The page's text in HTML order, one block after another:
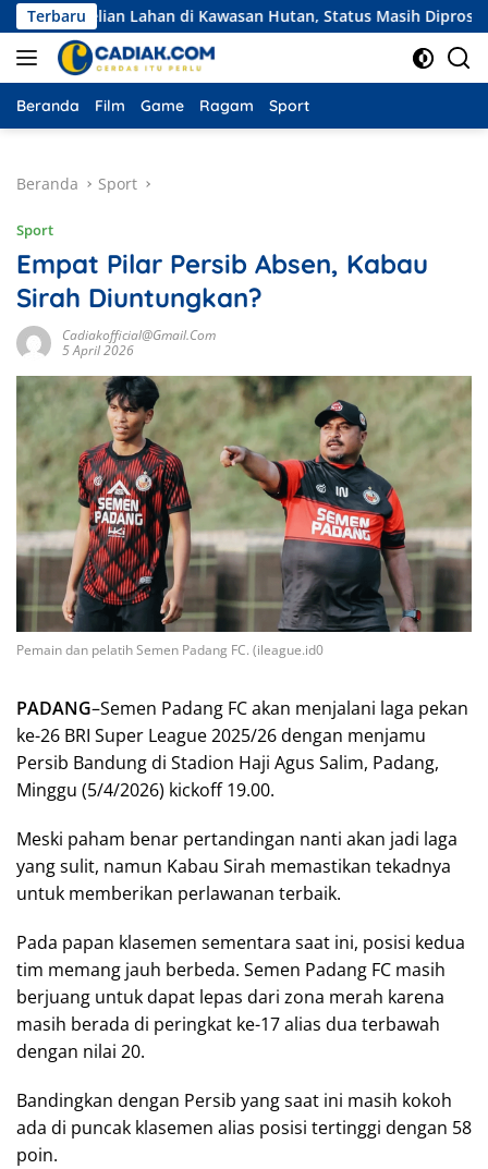
Langsung
ke
konten
Terbaru
Lahan di Kawasan Hutan, Status Masih Diproses
Beranda Film Game Ragam Sport
Beranda Sport
Sport
Empat Pilar Persib Absen, Kabau
Sirah Diuntungkan?
Cadiakofficial@gmail.com
5 April 2026
Pemain dan pelatih Semen Padang FC. (ileague.id0
PADANG–Semen Padang FC akan menjalani laga pekan
ke-26 BRI Super League 2025/26 dengan menjamu
Persib Bandung di Stadion Haji Agus Salim, Padang,
Minggu (5/4/2026) kickoff 19.00.
Meski paham benar pertandingan nanti akan jadi laga
yang sulit, namun Kabau Sirah memastikan tekadnya
untuk memberikan perlawanan terbaik.
Pada papan klasemen sementara saat ini, posisi kedua
tim memang jauh berbeda. Semen Padang FC masih
berjuang untuk dapat lepas dari zona merah karena
masih berada di peringkat ke-17 alias dua terbawah
dengan nilai 20.
Bandingkan dengan Persib yang saat ini masih kokoh
ada di puncak klasemen alias posisi tertinggi dengan 58
poin.